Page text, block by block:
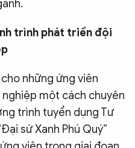
trình phát triển đội
những ứng viên
một cách chuyên
trình tuyển dụng Tư
sứ Xanh Phú Quý”